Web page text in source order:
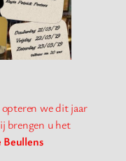
we dit jaar
brengen u het
Beullens